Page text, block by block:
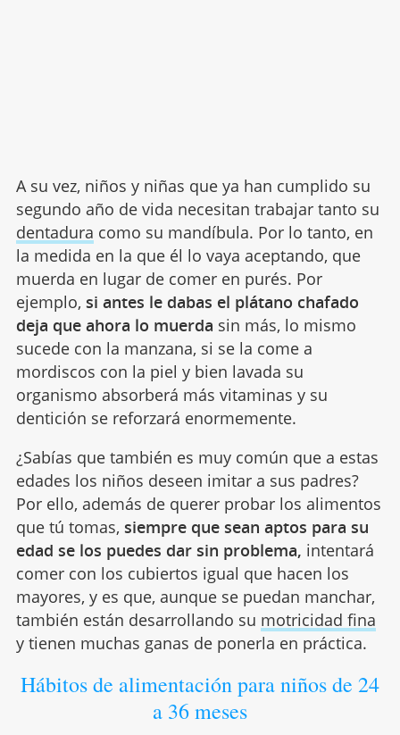
A su vez, niños y niñas que ya han cumplido su
segundo año de vida necesitan trabajar tanto su
dentadura como su mandíbula. Por lo tanto, en
la medida en la que él lo vaya aceptando, que
muerda en lugar de comer en purés. Por
ejemplo, si antes le dabas el plátano chafado
deja que ahora lo muerda sin más, lo mismo
sucede con la manzana, si se la come a
mordiscos con la piel y bien lavada su
organismo absorberá más vitaminas y su
dentición se reforzará enormemente.
¿Sabías que también es muy común que a estas
edades los niños deseen imitar a sus padres?
Por ello, además de querer probar los alimentos
que tú tomas, siempre que sean aptos para su
edad se los puedes dar sin problema, intentará
comer con los cubiertos igual que hacen los
mayores, y es que, aunque se puedan manchar,
también están desarrollando su motricidad fina
y tienen muchas ganas de ponerla en práctica.
Hábitos de alimentación para niños de 24
a 36 meses